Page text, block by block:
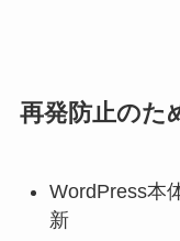
再発防止のた
WordPress本
新